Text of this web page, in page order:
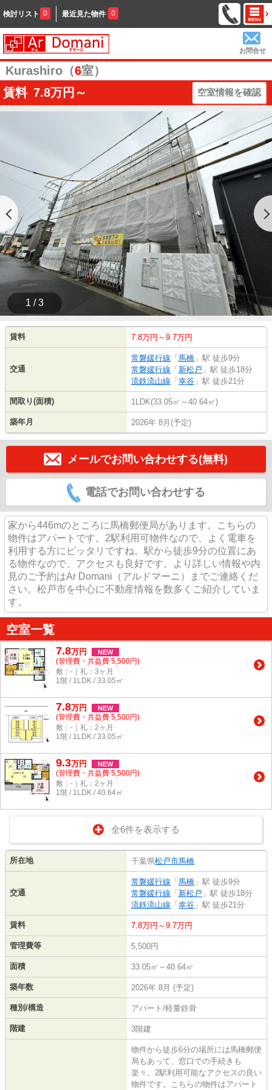
検討リスト 0 最近見た物件 0
お問合せ
Kurashiro（6室）
賃料 7.8万円～ 空室情報を確認
1 / 3
賃料 7.8万円～9.7万円
交通
常磐緩行線 「 馬橋 」駅 徒歩9分
常磐緩行線 「 新松戸 」駅 徒歩18分
流鉄流山線 「 幸谷 」駅 徒歩21分
間取り(面積) 1LDK(33.05㎡～40.64㎡)
築年月 2026年 8月(予定)
メールでお問い合わせする(無料)
電話でお問い合わせする
家から446mのところに馬橋郵便局があります。こちらの
物件はアパートです。2駅利用可物件なので、よく電車を
利用する方にピッタリですね。駅から徒歩9分の位置にあ
る物件なので、アクセスも良好です。より詳しい情報や内
見のご予約はAr Domani（アルドマーニ）までご連絡くだ
さい。松戸市を中心に不動産情報を数多くご紹介していま
す。
空室一覧
7.8万円 NEW
(管理費・共益費 5,500円)
敷：-｜礼：3ヶ月
1階 / 1LDK / 33.05㎡
7.8万円 NEW
(管理費・共益費 5,500円)
敷：-｜礼：2ヶ月
1階 / 1LDK / 33.05㎡
9.3万円 NEW
(管理費・共益費 5,500円)
敷：-｜礼：2ヶ月
1階 / 1LDK / 40.64㎡
全6件を表示する
所在地 千葉県松戸市馬橋
交通
常磐緩行線 「 馬橋 」駅 徒歩9分
常磐緩行線 「 新松戸 」駅 徒歩18分
流鉄流山線 「 幸谷 」駅 徒歩21分
賃料 7.8万円～9.7万円
管理費等 5,500円
面積 33.05㎡～40.64㎡
築年数 2026年 8月 (予定)
種別/構造 アパート/軽量鉄骨
階建 3階建
物件から徒歩6分の場所には馬橋郵便
局もあって、窓口での手続きも
楽々。2駅利用可能なアクセスの良い
物件です。こちらの物件はアパート